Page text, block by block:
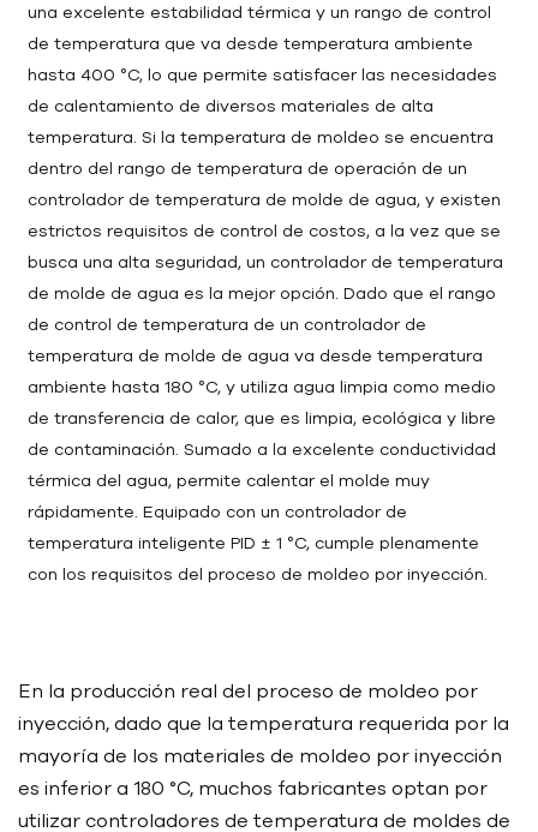
una excelente estabilidad térmica y un rango de control
de temperatura que va desde temperatura ambiente
hasta 400 °C, lo que permite satisfacer las necesidades
de calentamiento de diversos materiales de alta
temperatura. Si la temperatura de moldeo se encuentra
dentro del rango de temperatura de operación de un
controlador de temperatura de molde de agua, y existen
estrictos requisitos de control de costos, a la vez que se
busca una alta seguridad, un controlador de temperatura
de molde de agua es la mejor opción. Dado que el rango
de control de temperatura de un controlador de
temperatura de molde de agua va desde temperatura
ambiente hasta 180 °C, y utiliza agua limpia como medio
de transferencia de calor, que es limpia, ecológica y libre
de contaminación. Sumado a la excelente conductividad
térmica del agua, permite calentar el molde muy
rápidamente. Equipado con un controlador de
temperatura inteligente PID ± 1 °C, cumple plenamente
con los requisitos del proceso de moldeo por inyección.
En la producción real del proceso de moldeo por
inyección, dado que la temperatura requerida por la
mayoría de los materiales de moldeo por inyección
es inferior a 180 °C, muchos fabricantes optan por
utilizar controladores de temperatura de moldes de